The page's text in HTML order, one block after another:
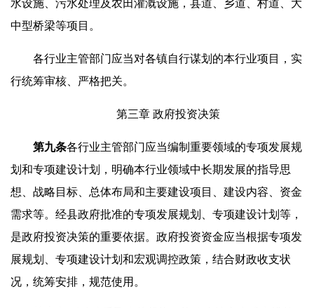
水设施、污水处理及农田灌溉设施，县道、乡道、村道、大
中型桥梁等项目。
各行业主管部门应当对各镇自行谋划的本行业项目，实
行统筹审核、严格把关。
第三章 政府投资决策
第九条各行业主管部门应当编制重要领域的专项发展规
划和专项建设计划，明确本行业领域中长期发展的指导思
想、战略目标、总体布局和主要建设项目、建设内容、资金
需求等。经县政府批准的专项发展规划、专项建设计划等，
是政府投资决策的重要依据。政府投资资金应当根据专项发
展规划、专项建设计划和宏观调控政策，结合财政收支状
况，统筹安排，规范使用。